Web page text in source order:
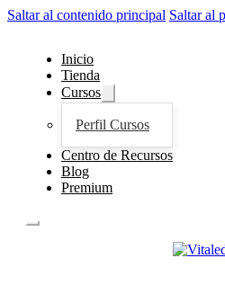
Saltar al contenido principal Saltar al
Inicio
Tienda
Cursos
Perfil Cursos
Centro de Recursos
Blog
Premium